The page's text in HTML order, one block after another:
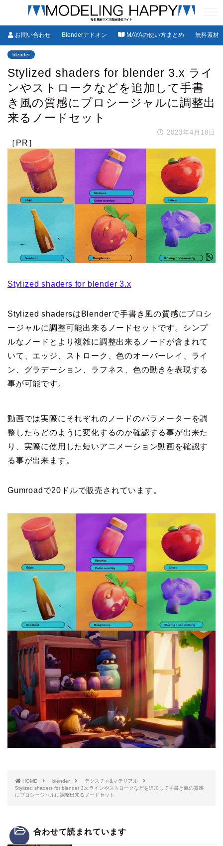
お問い合わせ Blenderアドオン MAYAの使い方まとめ 無料素材
blender
Stylized shaders for blender 3.x ライ
ンやストロークなどを追加して手書
き風の質感にプロシージャルに調整出
来るノードセット
2023年4月18日
［PR］
Stylized shaders for blender 3.x
Stylized shadersはBlenderで手書き風の質感にプロシ
ージャルに調整可能出来るノードセットです。シンプ
ルなノードとより複雑に調整出来るノードが含まれて
いて、エッジ、ストローク、色のオーバーレイ、ライ
ン、グラデーション、ラフネス、色の動きを表現する
事が可能です。
動画では実際にそれぞれのノードのパラメーターを調
整したらどのように変化するのか確認する事が出来た
り、実際に使用した短いアニメーション動画を確認す
る事が出来ます。
Gumroadで20ドルで販売されています。
HOME blender
テクスチャ&マテリアル
Stylized shaders for blender 3.x ラインやストロークなどを追加して手書き風の質感
にプロシージャルに調整出来るノードセット
合わせて読まれています